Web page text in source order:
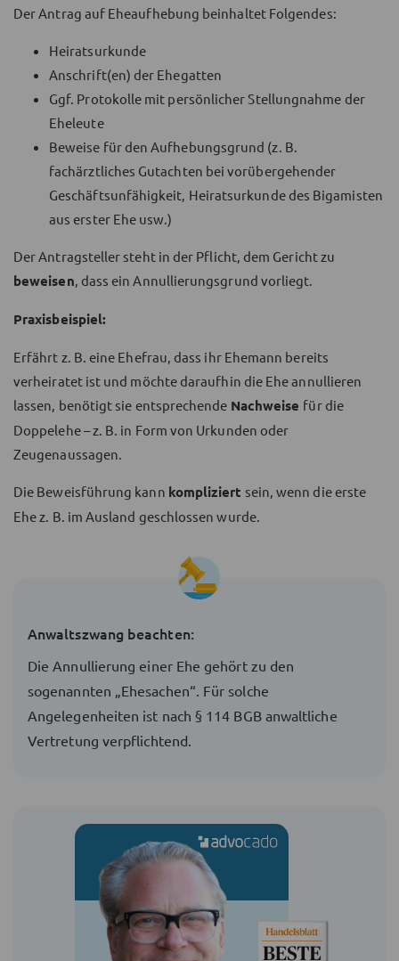
Der Antrag auf Eheaufhebung beinhaltet Folgendes:
Heiratsurkunde
Anschrift(en) der Ehegatten
Ggf. Protokolle mit persönlicher Stellungnahme der
Eheleute
Beweise für den Aufhebungsgrund (z. B.
fachärztliches Gutachten bei vorübergehender
Geschäftsunfähigkeit, Heiratsurkunde des Bigamisten
aus erster Ehe usw.)
Der Antragsteller steht in der Pflicht, dem Gericht zu
beweisen , dass ein Annullierungsgrund vorliegt.
Praxisbeispiel:
Erfährt z. B. eine Ehefrau, dass ihr Ehemann bereits
verheiratet ist und möchte daraufhin die Ehe annullieren
lassen, benötigt sie entsprechende Nachweise für die
Doppelehe – z. B. in Form von Urkunden oder
Zeugenaussagen.
Die Beweisführung kann kompliziert sein, wenn die erste
Ehe z. B. im Ausland geschlossen wurde.
Anwaltszwang beachten:
Die Annullierung einer Ehe gehört zu den
sogenannten „Ehesachen“. Für solche
Angelegenheiten ist nach § 114 BGB anwaltliche
Vertretung verpflichtend.